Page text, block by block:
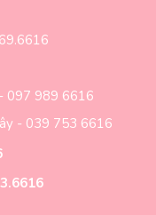
097 989 6616
- 039 753 6616